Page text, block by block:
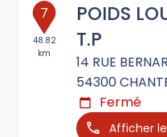
7
48.82
km
POIDS
T.P
14 RUE
54300
Fermé
Afficher